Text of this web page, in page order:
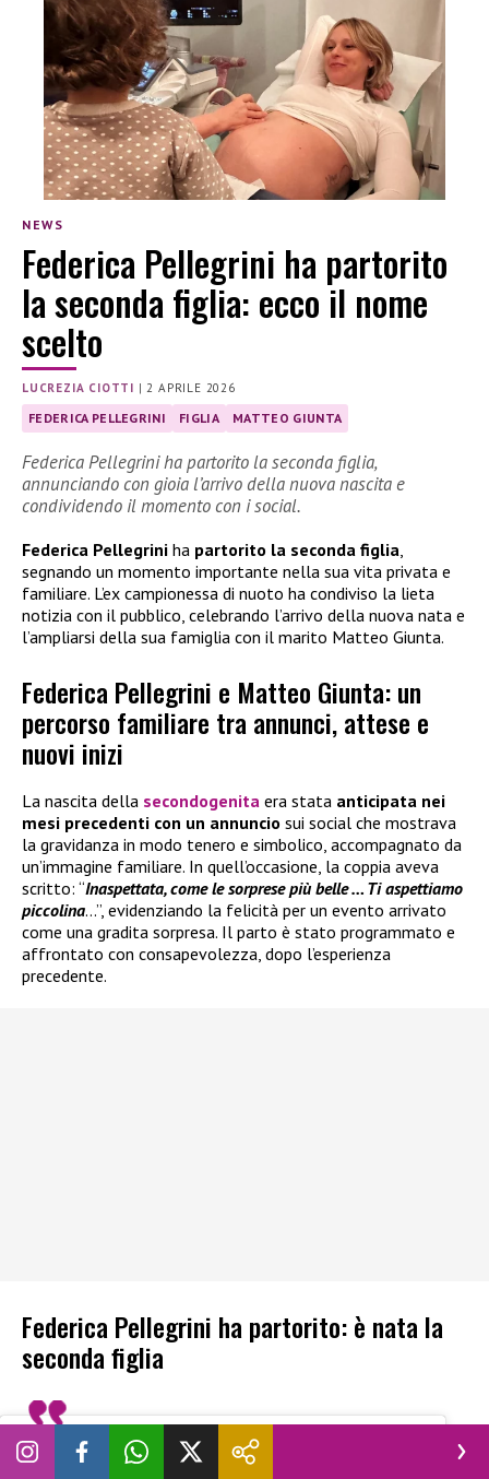
NEWS
Federica Pellegrini ha partorito
la seconda figlia: ecco il nome
scelto
LUCREZIA CIOTTI |2 APRILE 2026
FEDERICA PELLEGRINI FIGLIA MATTEO GIUNTA
Federica Pellegrini ha partorito la seconda figlia,
annunciando con gioia l’arrivo della nuova nascita e
condividendo il momento con i social.
Federica Pellegrini ha partorito la seconda figlia
segnando un momento importante nella sua vita privata e
familiare. L’ex campionessa di nuoto ha condiviso la lieta
notizia con il pubblico, celebrando l’arrivo della nuova nata e
l’ampliarsi della sua famiglia con il marito Matteo Giunta.
Federica Pellegrini e Matteo Giunta: un
percorso familiare tra annunci, attese e
nuovi inizi
La nascita della secondogenita era stata anticipata nei
mesi precedenti con un annuncio sui social che mostrava
la gravidanza in modo tenero e simbolico, accompagnato da
un’immagine familiare. In quell’occasione, la coppia aveva
scritto: “Inaspettata, come le sorprese più belle … Ti aspettiamo
piccolina…”, evidenziando la felicità per un evento arrivato
come una gradita sorpresa. Il parto è stato programmato e
affrontato con consapevolezza, dopo l’esperienza
precedente.
Federica Pellegrini ha partorito: è nata la
seconda figlia